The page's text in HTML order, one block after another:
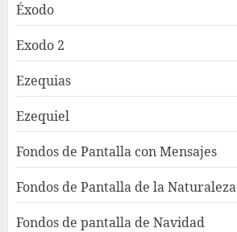
Éxodo
Exodo 2
Ezequias
Ezequiel
Fondos de Pantalla con Mensajes
Fondos de Pantalla de la Naturaleza
Fondos de pantalla de Navidad